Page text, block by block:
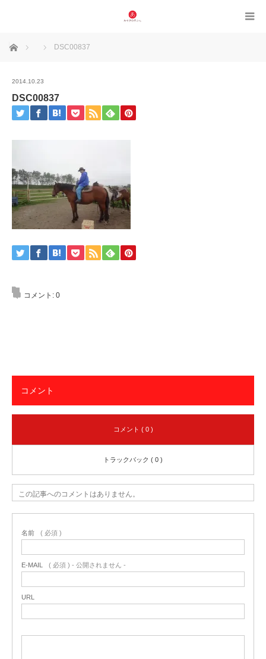
ホーム DSC00837
2014.10.23
DSC00837
コメント: 0
コメント
コメント ( 0 )
トラックバック ( 0 )
この記事へのコメントはありません。
名前 ( 必須 )
E-MAIL ( 必須 ) - 公開されません -
URL